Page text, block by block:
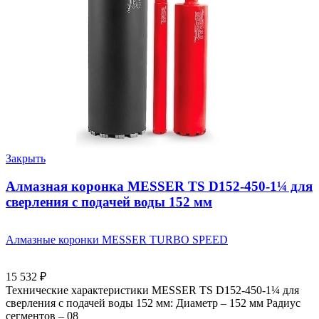
Закрыть
Алмазная коронка MESSER TS D152-450-1¼ для
сверления с подачей воды 152 мм
Алмазные коронки MESSER TURBO SPEED
15 532 ₽
Технические характеристики MESSER TS D152-450-1¼ для
сверления с подачей воды 152 мм: Диаметр – 152 мм Радиус
сегментов – 08